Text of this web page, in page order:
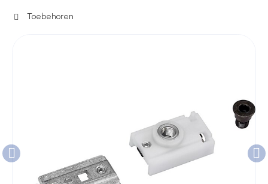
Deurbeslag
Kluizen
Toebehoren